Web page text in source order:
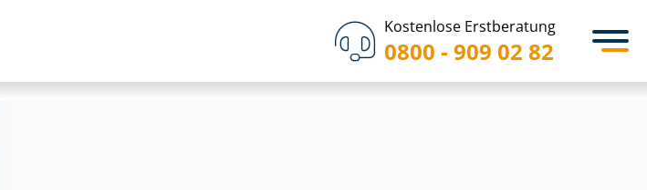
Kostenlose Erstberatung
0800 - 909 02 82